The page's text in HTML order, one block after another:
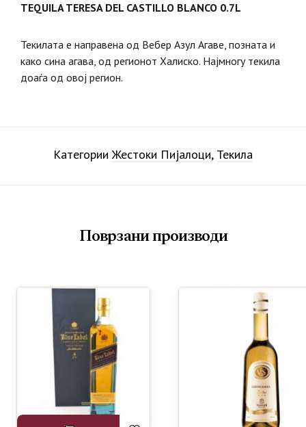
TEQUILA TERESA DEL CASTILLO BLANCO 0.7L
Текилата е направена од Вебер Азул Агаве, позната и
како сина агава, од регионот Халиско. Најмногу текила
доаѓа од овој регион.
КатегорииЖестоки Пијалоци, Текила
Поврзани производи